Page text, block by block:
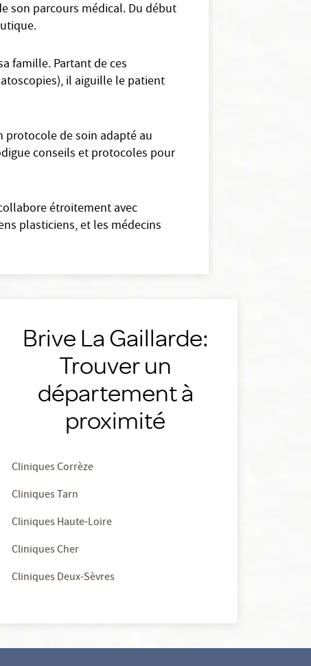
son parcours médical. Du début
famille. Partant de ces
il aiguille le patient
protocole de soin adapté au
conseils et protocoles pour
étroitement avec
plasticiens, et les médecins
Brive La Gaillarde:
Trouver un
département à
proximité
Cliniques Corrèze
Cliniques Tarn
Cliniques Haute-Loire
Cliniques Cher
Cliniques Deux-Sèvres